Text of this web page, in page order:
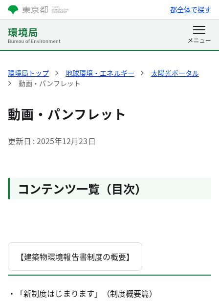
都全体で探す
環境局トップ 地球環境・エネルギー
太陽光ポータル
動画・パンフレット
動画・パンフレット
更新日 2025年12月23日
コンテンツ一覧（目次）
【建築物環境報告書制度の概要】
・「新制度はじまります」（制度概要篇）